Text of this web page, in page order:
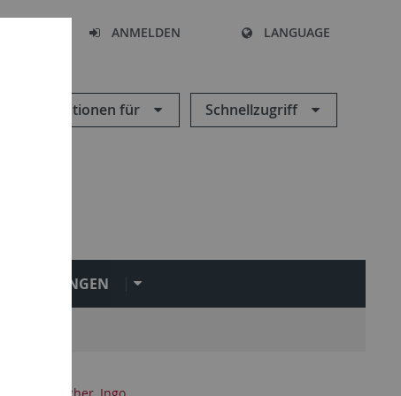
ANMELDEN LANGUAGE
Informationen für Schnellzugriff
EINRICHTUNGEN
Drescher, Ingo